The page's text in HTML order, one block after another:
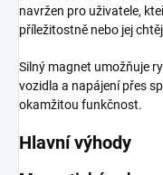
navržen pro uživatele,
příležitostně nebo jej
Silný magnet umožňuje
vozidla a napájení přes
okamžitou funkčnost.
Hlavní výhody